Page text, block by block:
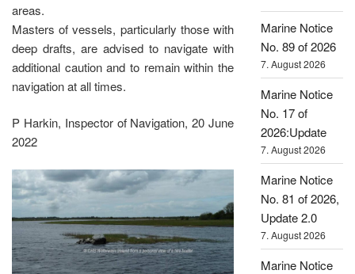
areas.
Masters of vessels, particularly those with
deep drafts, are advised to navigate with
additional caution and to remain within the
navigation at all times.
P Harkin, Inspector of Navigation, 20 June
2022
Marine Notice
No. 89 of 2026
7. August 2026
Marine Notice
No. 17 of
2026:Update
7. August 2026
Marine Notice
No. 81 of 2026,
Update 2.0
7. August 2026
Marine Notice